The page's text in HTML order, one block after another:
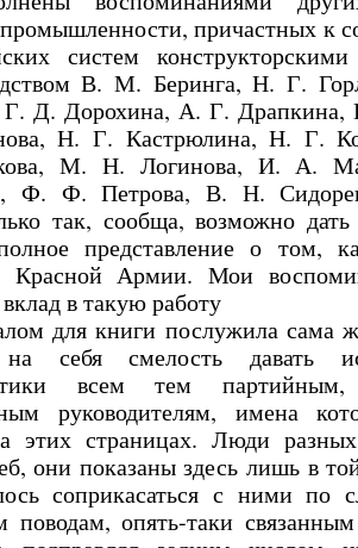
причастных к
систем
В. М. Беринга, Н. Г.
Г. Д. Дорохина, А. Г. Драпкина,
Н. Г. Кастрюлина, Н. Г.
М. Н. Логинова, И. А.
Ф. Ф. Петрова, В. Н.
так, сообща, возможно
представление о том,
Красной Армии. Мои
в такую работу
для книги послужила сама
себя смелость давать
всем тем
руководителям, имена
этих страницах. Люди
они показаны здесь лишь в
соприкасаться с ними по
поводам, опять-таки